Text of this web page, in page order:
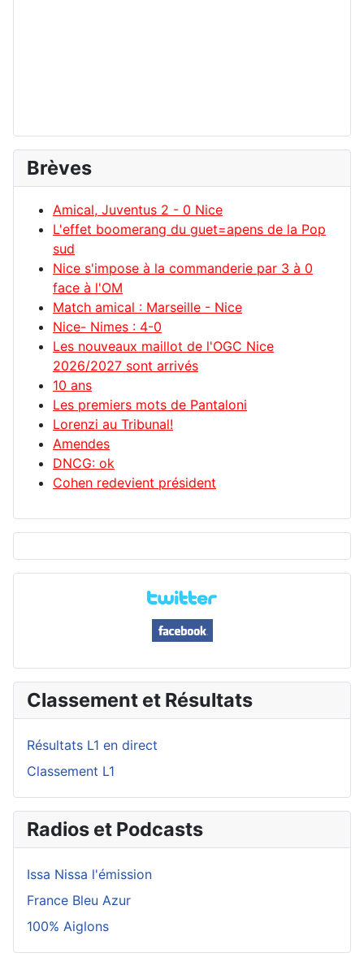
Brèves
Amical, Juventus 2 - 0 Nice
L'effet boomerang du guet=apens de la Pop
sud
Nice s'impose à la commanderie par 3 à 0
face à l'OM
Match amical : Marseille - Nice
Nice- Nimes : 4-0
Les nouveaux maillot de l'OGC Nice
2026/2027 sont arrivés
10 ans
Les premiers mots de Pantaloni
Lorenzi au Tribunal!
Amendes
DNCG: ok
Cohen redevient président
Classement et Résultats
Résultats L1 en direct
Classement L1
Radios et Podcasts
Issa Nissa l'émission
France Bleu Azur
100% Aiglons